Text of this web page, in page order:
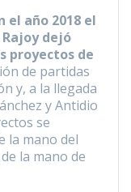
el año 2018 el
dejó
proyectos de
de partidas
y, a la llegada
y Antidio
se
la mano del
la mano de